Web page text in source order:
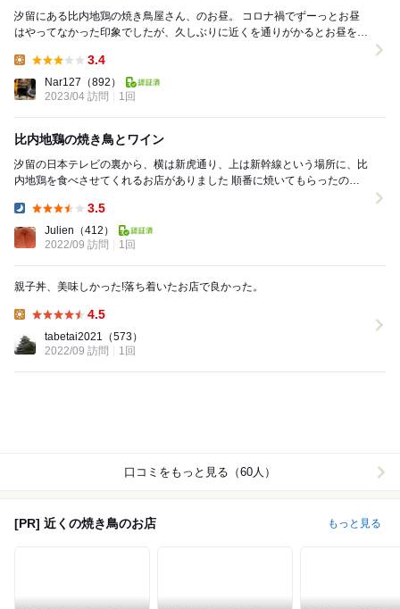
汐留にある比内地鶏の焼き鳥屋さん、のお昼。 コロナ禍でずーっとお昼
はやってなかった印象でしたが、久しぶりに近くを通りがかるとお昼をや
3.4
Nar127 （892）
2023/04 訪問
1回
比内地鶏の焼き鳥とワイン
汐留の日本テレビの裏から、横は新虎通り、上は新幹線という場所に、比
内地鶏を食べさせてくれるお店がありました 順番に焼いてもらったので
3.5
Julien （412）
2022/09 訪問
1回
親子丼、美味しかった!落ち着いたお店で良かった。
4.5
tabetai2021 （573）
2022/09 訪問
1回
口コミをもっと見る（60人）
[PR] 近くの焼き鳥のお店 もっと見る